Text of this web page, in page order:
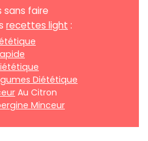
sans faire
recettes light :
Diététique
Au Citron
Minceur